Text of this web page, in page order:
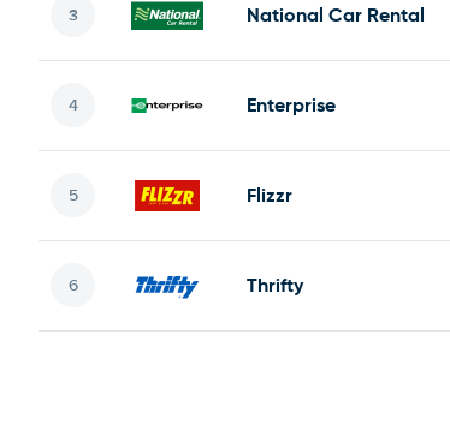
National Car Rental
Enterprise
Flizzr
Thrifty